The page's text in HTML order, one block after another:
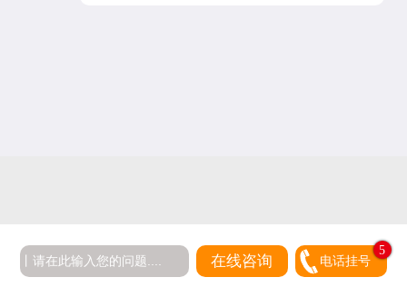
在线咨询 电话挂号
5